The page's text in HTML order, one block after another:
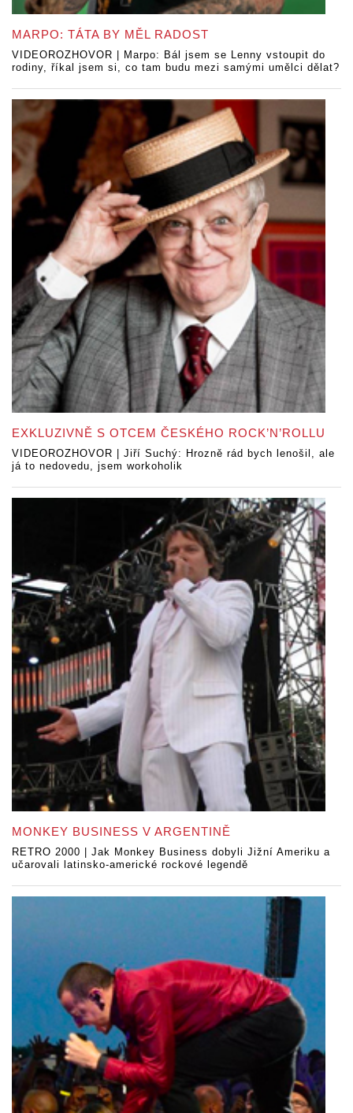
MARPO: TÁTA BY MĚL RADOST
VIDEOROZHOVOR | Marpo: Bál jsem se Lenny vstoupit do
rodiny, říkal jsem si, co tam budu mezi samými umělci dělat?
EXKLUZIVNĚ S OTCEM ČESKÉHO ROCK’N’ROLLU
VIDEOROZHOVOR | Jiří Suchý: Hrozně rád bych lenošil, ale
já to nedovedu, jsem workoholik
MONKEY BUSINESS V ARGENTINĚ
RETRO 2000 | Jak Monkey Business dobyli Jižní Ameriku a
učarovali latinsko-americké rockové legendě